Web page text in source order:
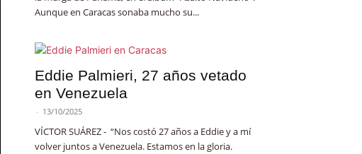
Aunque en Caracas sonaba mucho su...
Eddie Palmieri, 27 años vetado
en Venezuela
- 13/10/2025
VÍCTOR SUÁREZ - “Nos costó 27 años a Eddie y a mí
volver juntos a Venezuela. Estamos en la gloria.